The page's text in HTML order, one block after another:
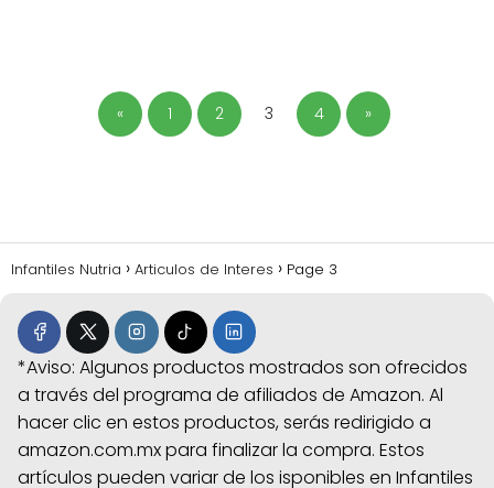
« 1 2 3 4 »
Infantiles Nutria Articulos de Interes Page 3
*Aviso: Algunos productos mostrados son ofrecidos
a través del programa de afiliados de Amazon. Al
hacer clic en estos productos, serás redirigido a
amazon.com.mx para finalizar la compra. Estos
artículos pueden variar de los isponibles en Infantiles